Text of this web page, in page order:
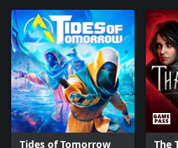
Tides of Tomorrow The